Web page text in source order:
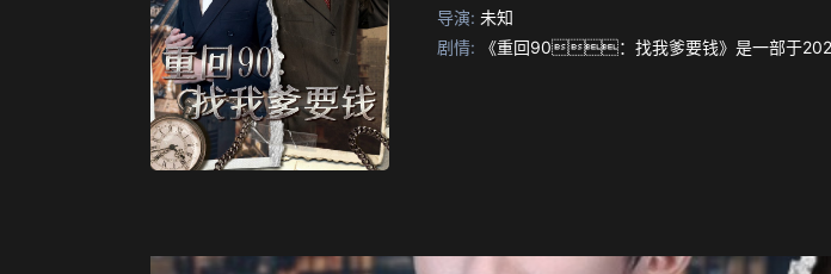
导演: 未知
剧情: 《重回90：找我爹要钱》是一部于